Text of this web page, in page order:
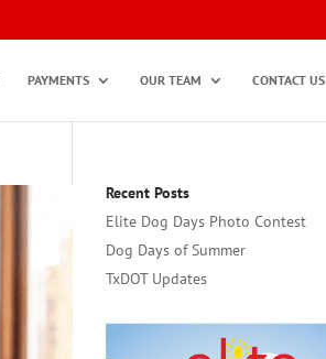
PAYMENTS OUR TEAM CONTACT US
Recent Posts
Elite Dog Days Photo Contest
Dog Days of Summer
TxDOT Updates